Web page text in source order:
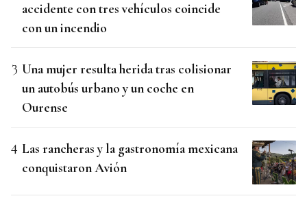
accidente con tres vehículos coincide
con un incendio
Una mujer resulta herida tras colisionar
un autobús urbano y un coche en
Ourense
Las rancheras y la gastronomía mexicana
conquistaron Avión